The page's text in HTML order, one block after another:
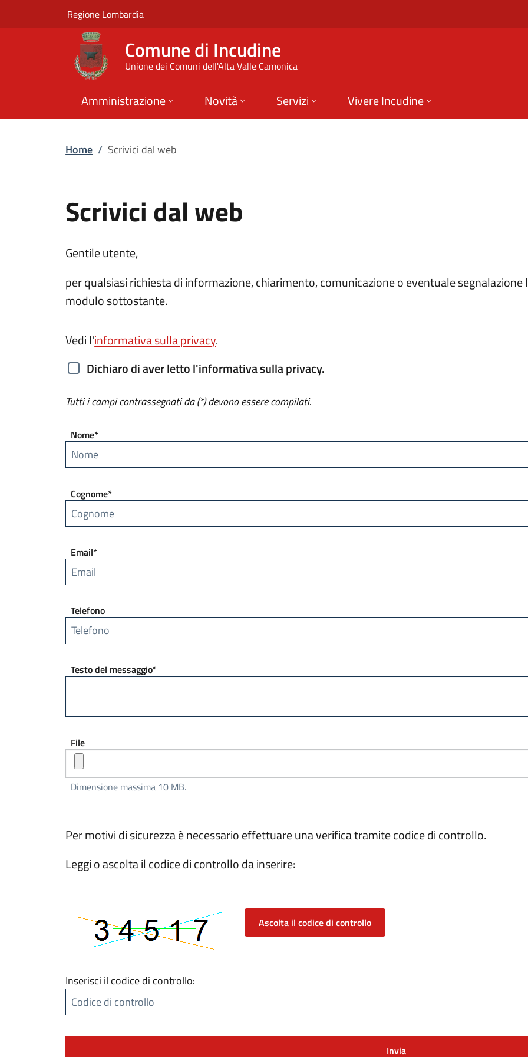
Vai al contenuto principale
Scrivici dal web | Comune di Incudine
Regione Lombardia
Comune di Incudine
Unione dei Comuni dell'Alta Valle Camonica
Amministrazione Novità Servizi Vivere Incudine
Home / Scrivici dal web
Scrivici dal web
Gentile utente,
per qualsiasi richiesta di informazione, chiarimento, comunicazione o eventuale
modulo sottostante.
Vedi l'informativa sulla privacy.
Dichiaro di aver letto l'informativa sulla privacy.
Tutti i campi contrassegnati da (*) devono essere compilati.
Nome*
Cognome*
Email*
Telefono
Testo del messaggio*
File
Dimensione massima 10 MB.
Per motivi di sicurezza è necessario effettuare una verifica tramite codice di controllo.
Leggi o ascolta il codice di controllo da inserire:
Ascolta il codice di controllo
Inserisci il codice di controllo: